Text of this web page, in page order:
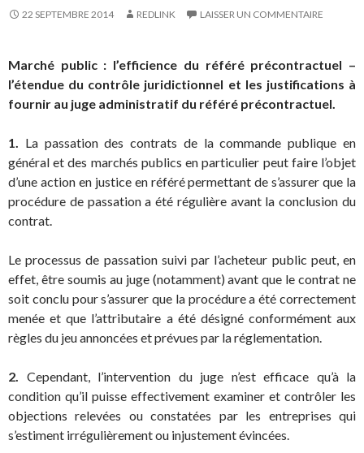
22 SEPTEMBRE 2014 REDLINK LAISSER UN COMMENTAIRE
Marché public : l’efficience du référé précontractuel –
l’étendue du contrôle juridictionnel et les justifications à
fournir au juge administratif du référé précontractuel.
1. La passation des contrats de la commande publique en
général et des marchés publics en particulier peut faire l’objet
d’une action en justice en référé permettant de s’assurer que la
procédure de passation a été régulière avant la conclusion du
contrat.
Le processus de passation suivi par l’acheteur public peut, en
effet, être soumis au juge (notamment) avant que le contrat ne
soit conclu pour s’assurer que la procédure a été correctement
menée et que l’attributaire a été désigné conformément aux
règles du jeu annoncées et prévues par la réglementation.
2. Cependant, l’intervention du juge n’est efficace qu’à la
condition qu’il puisse effectivement examiner et contrôler les
objections relevées ou constatées par les entreprises qui
s’estiment irrégulièrement ou injustement évincées.